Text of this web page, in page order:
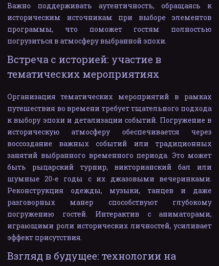
Важно поддерживать аутентичность, обращаясь к
историческим источникам при выборе элементов
программы, что поможет гостям полностью
погрузиться в атмосферу выбранной эпохи.
Встреча с историей: участие в
тематических мероприятиях
Организация тематических мероприятий в рамках
путешествия во времени требует тщательного подхода
к выбору эпохи и детализации событий. Погружение в
историческую атмосферу обеспечивается через
воссоздание важных событий или традиционных
занятий выбранного временного периода. Это может
быть рыцарский турнир, викторианский бал или
шумные 20-е годы с их джазовыми вечеринками.
Реконструкция одежды, музыки, танцев и даже
разговорных манер способствуют глубокому
погружению гостей. Интерактив с аниматорами,
играющими роли исторических личностей, усиливает
эффект присутствия.
Взгляд в будущее: технологии на